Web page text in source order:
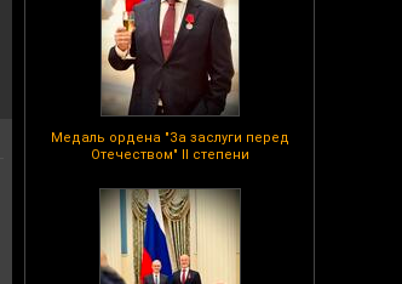
Медаль ордена "За заслуги перед
Отечеством" II степени